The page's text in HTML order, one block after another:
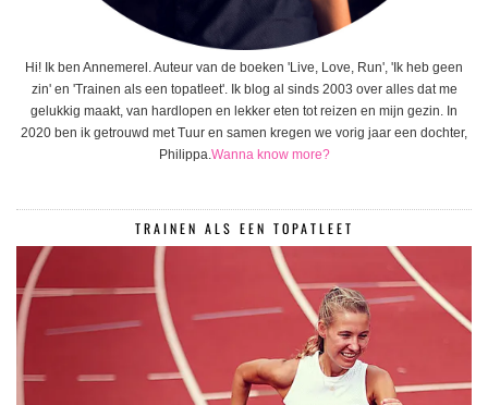
Hi! Ik ben Annemerel. Auteur van de boeken 'Live, Love, Run', 'Ik heb geen
zin' en 'Trainen als een topatleet'. Ik blog al sinds 2003 over alles dat me
gelukkig maakt, van hardlopen en lekker eten tot reizen en mijn gezin. In
2020 ben ik getrouwd met Tuur en samen kregen we vorig jaar een dochter,
Philippa. Wanna know more?
TRAINEN ALS EEN TOPATLEET